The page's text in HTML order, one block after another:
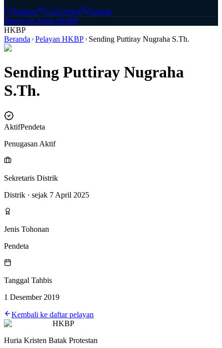
Aspirasi Cari Gereja
Kontak
Masuk ke Akun HKBP
HKBP
Beranda
Pelayan HKBP Sending Puttiray Nugraha S.Th.
Sending Puttiray Nugraha
S.Th.
AktifPendeta
Penugasan Aktif
Sekretaris Distrik
Distrik · sejak 7 April 2025
Jenis Tohonan
Pendeta
Tanggal Tahbis
1 Desember 2019
Kembali ke daftar pelayan
HKBP
Huria Kristen Batak Protestan